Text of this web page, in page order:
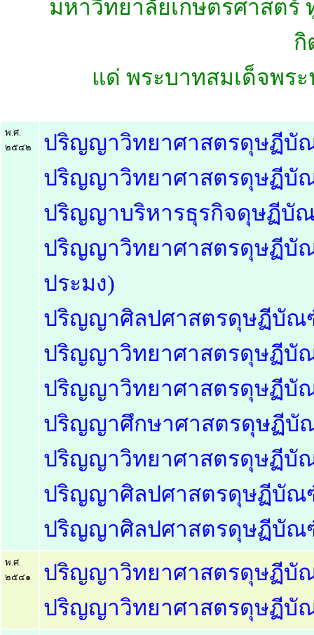
มหาวิทยาลัยเกษตรศาสต
กิ
แด่ พระบาทสมเด็จพร
พ.ศ.
๒๕๔๒
ปริญญาวิทยาศาสตรดุษฏีบั
ปริญญาวิทยาศาสตรดุษฏีบั
ปริญญาบริหารธุรกิจดุษฏีบั
ปริญญาวิทยาศาสตรดุษฏีบั
ประมง)
ปริญญาศิลปศาสตรดุษฏีบัณ
ปริญญาวิทยาศาสตรดุษฏีบั
ปริญญาวิทยาศาสตรดุษฏีบั
ปริญญาศึกษาศาสตรดุษฏีบั
ปริญญาวิทยาศาสตรดุษฏีบั
ปริญญาศิลปศาสตรดุษฏีบั
ปริญญาศิลปศาสตรดุษฏีบัณ
พ.ศ.
๒๕๔๑
ปริญญาวิทยาศาสตรดุษฏีบั
ปริญญาวิทยาศาสตรดุษฏีบั